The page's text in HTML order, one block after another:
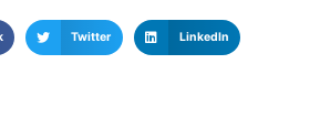
Twitter LinkedIn